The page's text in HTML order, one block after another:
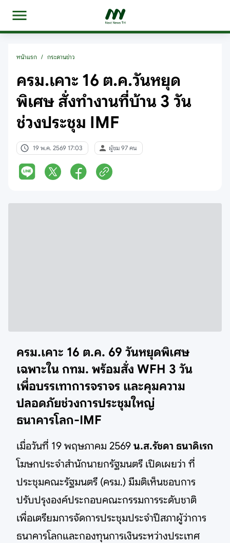
หน้าแรก / กระดานข่าว
ครม.เคาะ 16 ต.ค.วันหยุด
พิเศษ สั่งทำงานที่บ้าน 3 วัน
ช่วงประชุม IMF
19 พ.ค. 2569 17:03 ผู้ชม 97 คน
ครม.เคาะ 16 ต.ค. 69 วันหยุดพิเศษ
เฉพาะใน กทม. พร้อมสั่ง WFH 3 วัน
เพื่อบรรเทาการจราจร และคุมความ
ปลอดภัยช่วงการประชุมใหญ่
ธนาคารโลก-IMF
เมื่อวันที่ 19 พฤษภาคม 2569 น.ส.รัชดา ธนาดิเรก
โฆษกประจำสำนักนายกรัฐมนตรี เปิดเผยว่า ที่
ประชุมคณะรัฐมนตรี (ครม.) มีมติเห็นชอบการ
ปรับปรุงองค์ประกอบคณะกรรมการระดับชาติ
เพื่อเตรียมการจัดการประชุมประจำปีสภาผู้ว่าการ
ธนาคารโลกและกองทุนการเงินระหว่างประเทศ